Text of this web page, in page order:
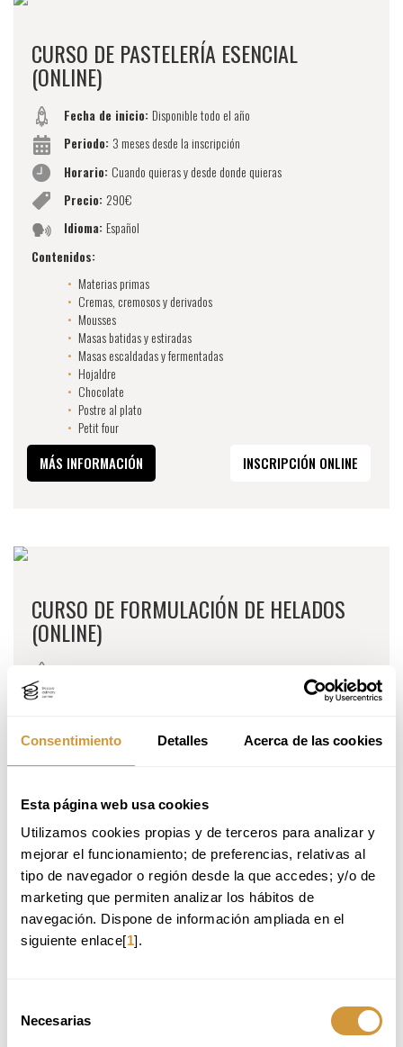
Consentimiento Detalles Acerca de las cookies
Esta página web usa cookies
Utilizamos cookies propias y de terceros para analizar y
mejorar el funcionamiento; de preferencias, relativas al
tipo de navegador o región desde la que accedes; y/o de
marketing que permiten analizar los hábitos de
navegación. Dispone de información ampliada en el
siguiente enlace[1].
Necesarias
CURSO DE PASTELERÍA ESENCIAL
(ONLINE)
Fecha de inicio: Disponible todo el año
Periodo: 3 meses desde la inscripción
Horario: Cuando quieras y desde donde quieras
Precio: 290€
Idioma: Español
Contenidos:
Materias primas
Cremas, cremosos y derivados
Mousses
Masas batidas y estiradas
Masas escaldadas y fermentadas
Hojaldre
Chocolate
Postre al plato
Petit four
MÁS INFORMACIÓN INSCRIPCIÓN ONLINE
CURSO DE FORMULACIÓN DE HELADOS
(ONLINE)
Fecha de inicio:Disponible todo el año
Contenidos:
La formulación
Azúcares
Helados de base blanca
El proceso de elaboración
La nueva fórmula del helado
​Helados de base yema y mantecados
Helados con alcohol